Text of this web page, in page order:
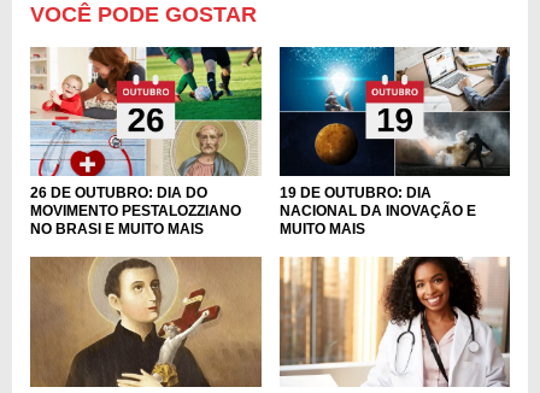
VOCÊ PODE GOSTAR
26 DE OUTUBRO: DIA DO
MOVIMENTO PESTALOZZIANO
NO BRASI E MUITO MAIS
19 DE OUTUBRO: DIA
NACIONAL DA INOVAÇÃO E
MUITO MAIS